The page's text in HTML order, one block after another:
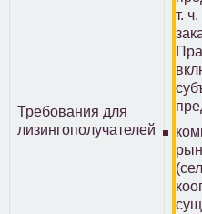
Требования для
лизингополучателей
т.